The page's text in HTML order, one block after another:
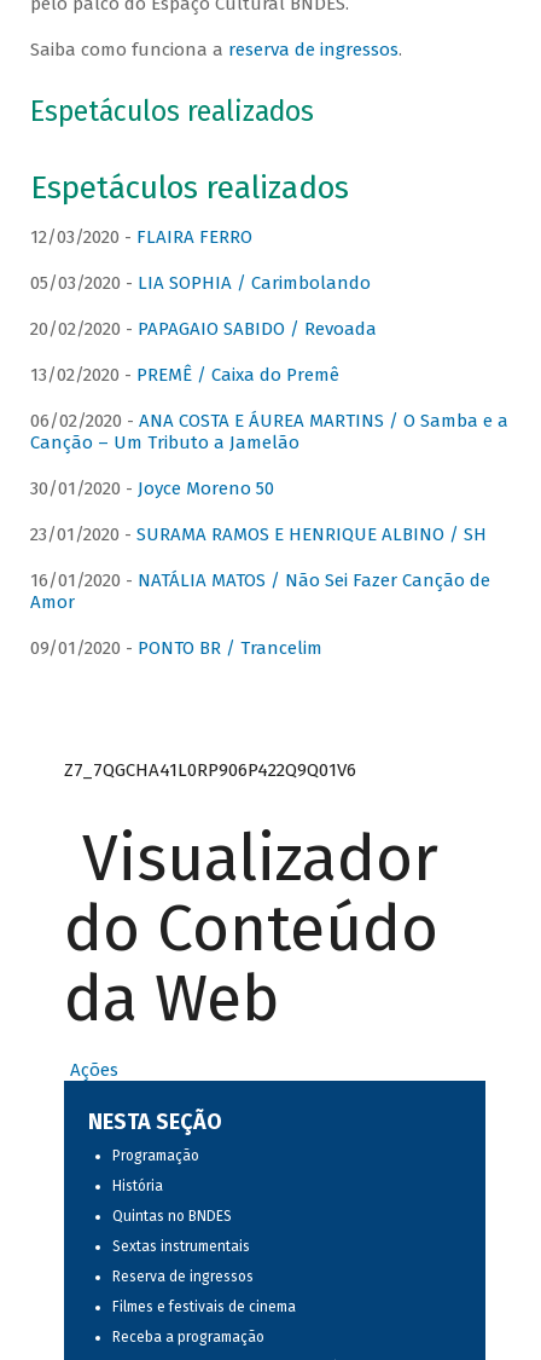
Saiba como funciona a reserva de ingressos.
Espetáculos realizados
Espetáculos realizados
12/03/2020 - FLAIRA FERRO
05/03/2020 - LIA SOPHIA / Carimbolando
20/02/2020 - PAPAGAIO SABIDO / Revoada
13/02/2020 - PREMÊ / Caixa do Premê
06/02/2020 - ANA COSTA E ÁUREA MARTINS / O Samba e a
Canção – Um Tributo a Jamelão
30/01/2020 - Joyce Moreno 50
23/01/2020 - SURAMA RAMOS E HENRIQUE ALBINO / SH
16/01/2020 - NATÁLIA MATOS / Não Sei Fazer Canção de
Amor
09/01/2020 - PONTO BR / Trancelim
Z7_7QGCHA41L0RP906P422Q9Q01V6
Visualizador
do Conteúdo
da Web
Ações
NESTA SEÇÃO
Programação
História
Quintas no BNDES
Sextas instrumentais
Reserva de ingressos
Filmes e festivais de cinema
Receba a programação